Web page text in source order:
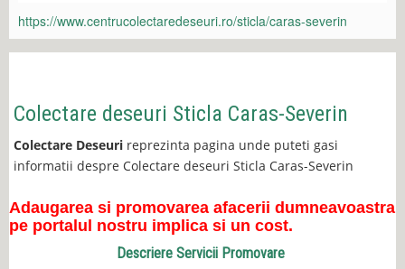
https://www.centrucolectaredeseuri.ro/sticla/caras-severin
Colectare deseuri Sticla Caras-Severin
Colectare Deseuri reprezinta pagina unde puteti gasi
informatii despre Colectare deseuri Sticla Caras-Severin
Adaugarea si promovarea afacerii dumneavoastra
pe portalul nostru implica si un cost.
Descriere Servicii Promovare